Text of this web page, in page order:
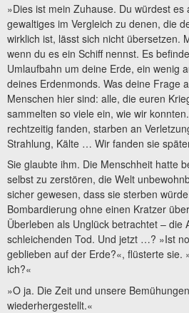
»Dies ist mein Zuhause. Du würdest es
gewaltiges im Vergleich zu denen, die
wirklich ist, lässt sich nicht übersetzen.
wenn du es ein Schiff nennst. Es
Umlaufbahn um deine Erde, ein wenig
deines Erdenmonds. Was deine Frage
Menschen hier sind: alle, die euren
sammelten so viele ein, wie wir
rechtzeitig fanden, starben an
Strahlung, Kälte … Wir fanden sie
Sie glaubte ihm. Die Menschheit hatte
selbst zu zerstören, die Welt
sicher gewesen, dass sie sterben
Bombardierung ohne einen Kratzer
Überleben als Unglück betrachtet – die
schleichenden Tod. Und jetzt …? »Ist
geblieben auf der Erde?«, flüsterte sie.
ich?«
»O ja. Die Zeit und unsere
wiederhergestellt.«